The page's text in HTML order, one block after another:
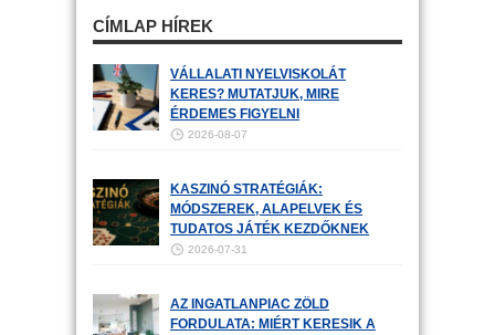
CÍMLAP HÍREK
VÁLLALATI NYELVISKOLÁT
KERES? MUTATJUK, MIRE
ÉRDEMES FIGYELNI
2026-08-07
KASZINÓ STRATÉGIÁK:
MÓDSZEREK, ALAPELVEK ÉS
TUDATOS JÁTÉK KEZDŐKNEK
2026-07-31
AZ INGATLANPIAC ZÖLD
FORDULATA: MIÉRT KERESIK A